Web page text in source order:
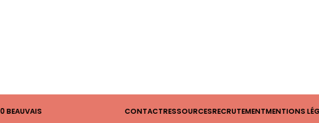
BEAUVAIS CONTACTRESSOURCESRECRUTEMENTMENTIONS